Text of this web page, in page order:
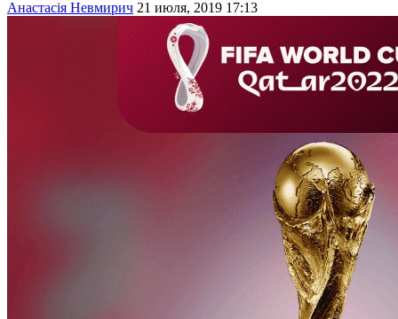
Анастасія Невмирич 21 июля, 2019 17:13